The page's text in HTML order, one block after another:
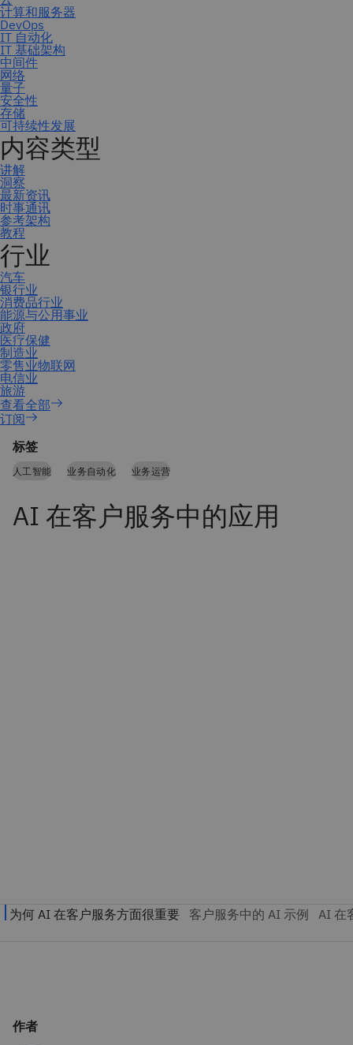
订阅
标签
人工智能 业务自动化 业务运营
AI 在客户服务中的应用
作者